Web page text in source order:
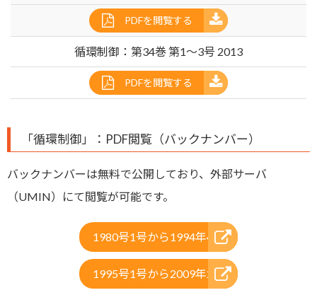
PDFを閲覧する
循環制御：第34巻 第1〜3号 2013
PDFを閲覧する
「循環制御」：PDF閲覧（バックナンバー）
バックナンバーは無料で公開しており、外部サーバ
（UMIN）にて閲覧が可能です。
1980号1号から1994年4号
1995号1号から2009年2号